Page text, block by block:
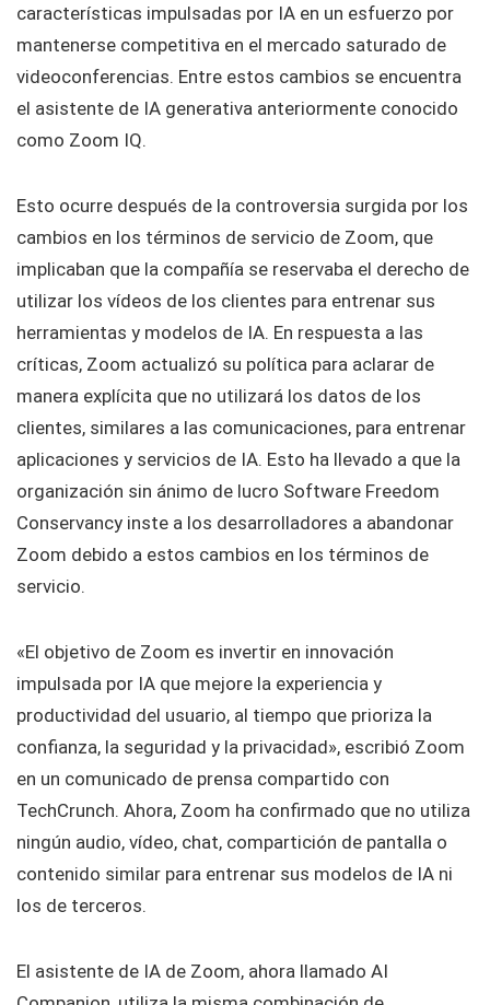
características impulsadas por IA en un esfuerzo por
mantenerse competitiva en el mercado saturado de
videoconferencias. Entre estos cambios se encuentra
el asistente de IA generativa anteriormente conocido
como Zoom IQ.
Esto ocurre después de la controversia surgida por los
cambios en los términos de servicio de Zoom, que
implicaban que la compañía se reservaba el derecho de
utilizar los vídeos de los clientes para entrenar sus
herramientas y modelos de IA. En respuesta a las
críticas, Zoom actualizó su política para aclarar de
manera explícita que no utilizará los datos de los
clientes, similares a las comunicaciones, para entrenar
aplicaciones y servicios de IA. Esto ha llevado a que la
organización sin ánimo de lucro Software Freedom
Conservancy inste a los desarrolladores a abandonar
Zoom debido a estos cambios en los términos de
servicio.
«El objetivo de Zoom es invertir en innovación
impulsada por IA que mejore la experiencia y
productividad del usuario, al tiempo que prioriza la
confianza, la seguridad y la privacidad», escribió Zoom
en un comunicado de prensa compartido con
TechCrunch. Ahora, Zoom ha confirmado que no utiliza
ningún audio, vídeo, chat, compartición de pantalla o
contenido similar para entrenar sus modelos de IA ni
los de terceros.
El asistente de IA de Zoom, ahora llamado AI